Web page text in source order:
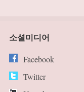
소셜미디어
Facebook
Twitter